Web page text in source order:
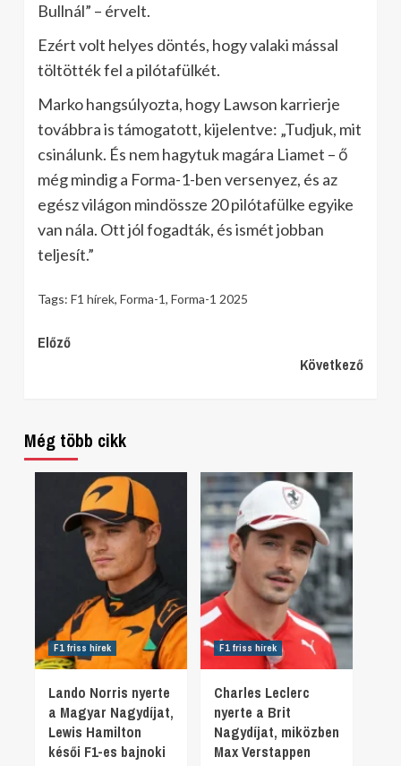
Bullnál” – érvelt.
Ezért volt helyes döntés, hogy valaki mással
töltötték fel a pilótafülkét.
Marko hangsúlyozta, hogy Lawson karrierje
továbbra is támogatott, kijelentve: „Tudjuk, mit
csinálunk. És nem hagytuk magára Liamet – ő
még mindig a Forma-1-ben versenyez, és az
egész világon mindössze 20 pilótafülke egyike
van nála. Ott jól fogadták, és ismét jobban
teljesít.”
Tags: F1 hírek, Forma-1, Forma-1 2025
Continue
Előző
Következő
Még több cikk
F1 friss hírek
Lando Norris nyerte
a Magyar Nagydíjat,
Lewis Hamilton
késői F1-es bajnoki
F1 friss hírek
Charles Leclerc
nyerte a Brit
Nagydíjat, miközben
Max Verstappen